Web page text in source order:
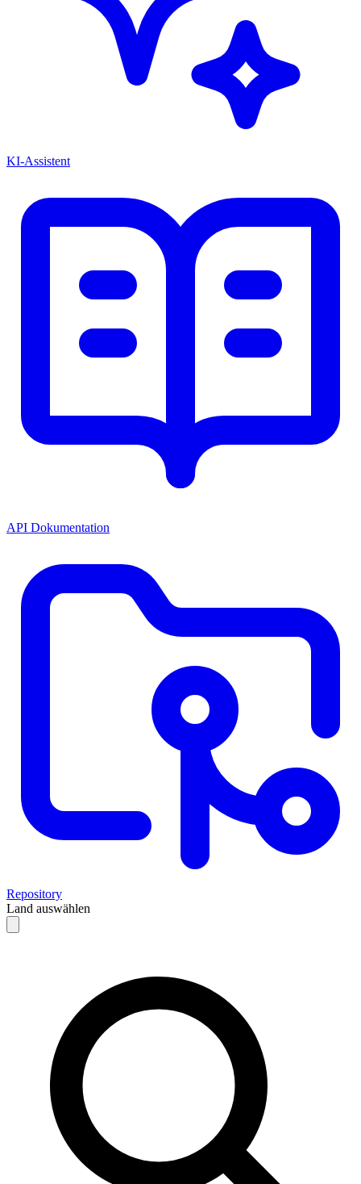
KI-Assistent
API Dokumentation
Repository
Land auswählen